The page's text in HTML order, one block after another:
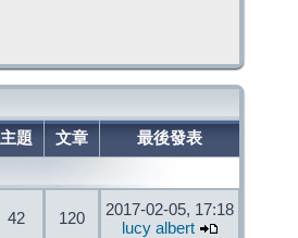
主題 文章
最後發表
42 120
2017-02-05, 17:18
lucy albert